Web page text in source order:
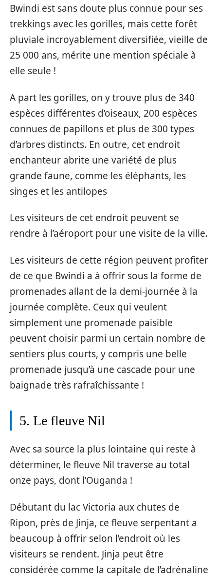
Bwindi est sans doute plus connue pour ses
trekkings avec les gorilles, mais cette forêt
pluviale incroyablement diversifiée, vieille de
25 000 ans, mérite une mention spéciale à
elle seule !
A part les gorilles, on y trouve plus de 340
espèces différentes d’oiseaux, 200 espèces
connues de papillons et plus de 300 types
d’arbres distincts. En outre, cet endroit
enchanteur abrite une variété de plus
grande faune, comme les éléphants, les
singes et les antilopes
Les visiteurs de cet endroit peuvent se
rendre à l’aéroport pour une visite de la ville.
Les visiteurs de cette région peuvent profiter
de ce que Bwindi a à offrir sous la forme de
promenades allant de la demi-journée à la
journée complète. Ceux qui veulent
simplement une promenade paisible
peuvent choisir parmi un certain nombre de
sentiers plus courts, y compris une belle
promenade jusqu’à une cascade pour une
baignade très rafraîchissante !
5. Le fleuve Nil
Avec sa source la plus lointaine qui reste à
déterminer, le fleuve Nil traverse au total
onze pays, dont l’Ouganda !
Débutant du lac Victoria aux chutes de
Ripon, près de Jinja, ce fleuve serpentant a
beaucoup à offrir selon l’endroit où les
visiteurs se rendent. Jinja peut être
considérée comme la capitale de l’adrénaline